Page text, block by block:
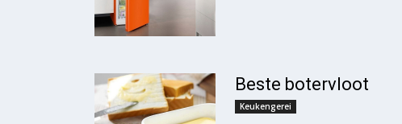
Beste botervloot
Keukengerei